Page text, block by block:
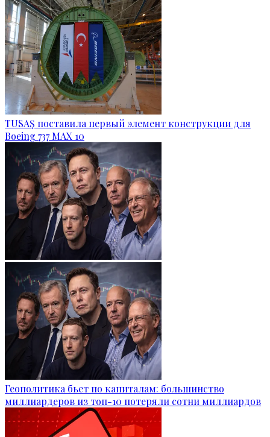
TUSAŞ поставила первый элемент конструкции для
Boeing 737 MAX 10
Геополитика бьет по капиталам: большинство
миллиардеров из топ-10 потеряли сотни миллиардов